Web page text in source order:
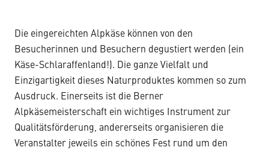
Die eingereichten Alpkäse können von den
Besucherinnen und Besuchern degustiert werden (ein
Käse-Schlaraffenland!). Die ganze Vielfalt und
Einzigartigkeit dieses Naturproduktes kommen so zum
Ausdruck. Einerseits ist die Berner
Alpkäsemeisterschaft ein wichtiges Instrument zur
Qualitätsförderung, andererseits organisieren die
Veranstalter jeweils ein schönes Fest rund um den